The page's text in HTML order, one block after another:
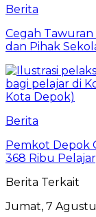
Berita
Cegah Tawuran
dan Pihak
Berita
Pemkot Depok
368 Ribu
Berita Terkait
Jumat, 7